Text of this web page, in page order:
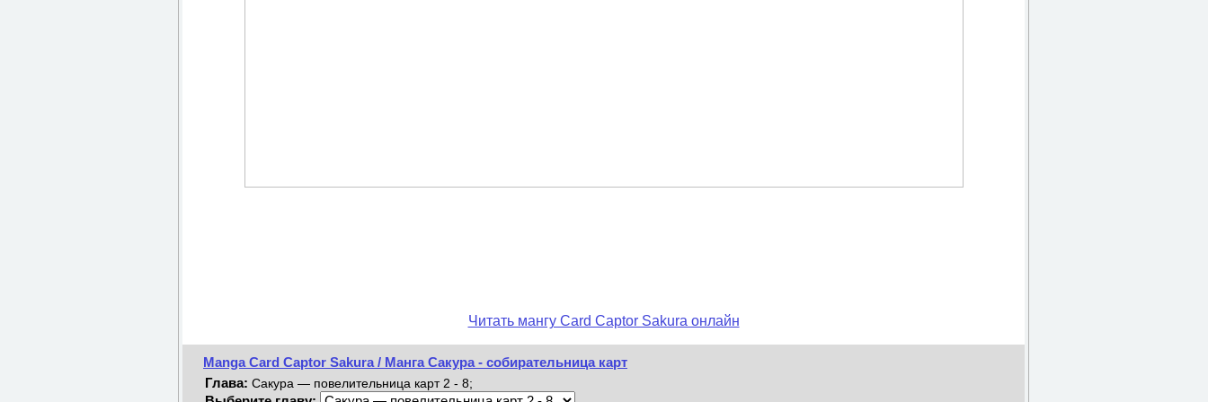
Читать мангу Card Captor Sakura онлайн
Manga Card Captor Sakura / Манга Сакура - собирательница карт
Глава: Сакура — повелительница карт 2 - 8;